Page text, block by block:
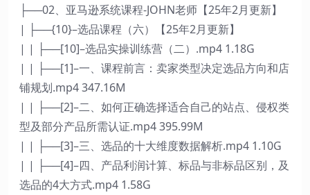
├──02、亚马逊系统课程-JOHN老师【25年2月更新】
| ├──{10}–选品课程（六）【25年2月更新】
| | ├──[10]–选品实操训练营（二）.mp4 1.18G
| | ├──[1]–一、课程前言：卖家类型决定选品方向和店
铺规划.mp4 347.16M
| | ├──[2]–二、如何正确选择适合自己的站点、侵权类
型及部分产品所需认证.mp4 395.99M
| | ├──[3]–三、选品的十大维度数据解析.mp4 1.10G
| | ├──[4]–四、产品利润计算、标品与非标品区别，及
选品的4大方式.mp4 1.58G